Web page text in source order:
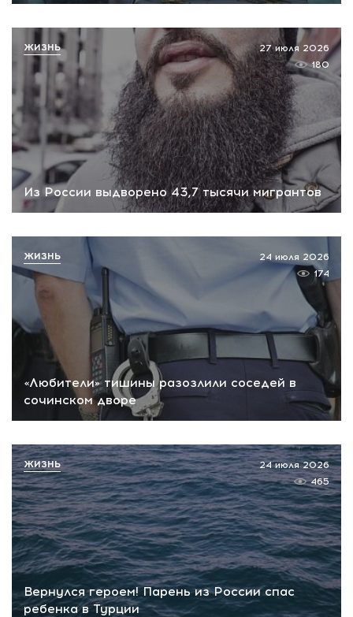
Из России выдворено 43,7 тысячи мигрантов
27 июля 2026
180
ЖИЗНЬ
«Любители» тишины разозлили соседей в
сочинском дворе
24 июля 2026
174
ЖИЗНЬ
Вернулся героем! Парень из России спас
ребенка в Турции
24 июля 2026
465
ЖИЗНЬ